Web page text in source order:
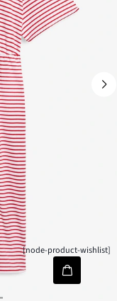
[node-product-wishlist]